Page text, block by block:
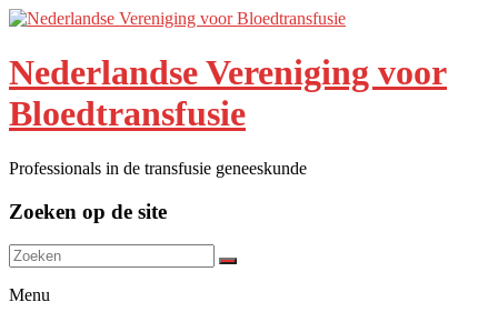
Nederlandse Vereniging voor
Bloedtransfusie
Professionals in de transfusie geneeskunde
Zoeken op de site
Menu